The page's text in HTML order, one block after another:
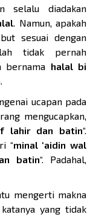
selalu diadakan
. Namun, apakah
sesuai dengan
tidak pernah
bernama halal bi
ucapan pada
mengucapkan,
lahir dan batin“.
“minal ‘aidin wal
batin“. Padahal,
mengerti makna
yang tidak